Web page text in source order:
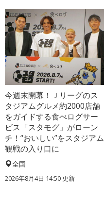
今週末開幕！Ｊリーグのス
タジアムグルメ約2000店舗
をガイドする食べログサー
ビス「スタモグ」がローン
チ！“おいしい”をスタジアム
観戦の入り口に
全国
2026年8月4日 14:50更新